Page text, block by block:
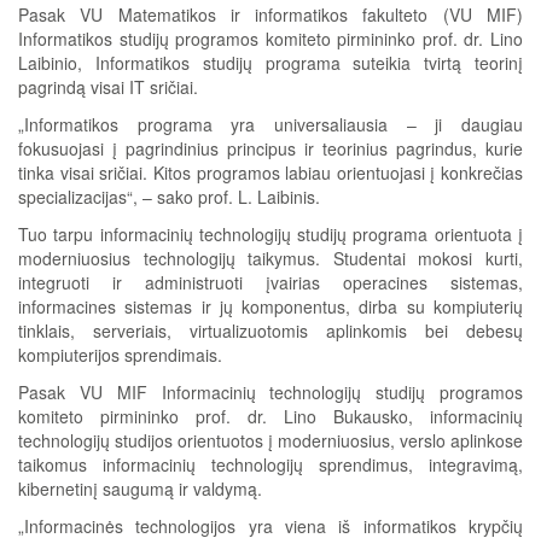
Pasak VU Matematikos ir informatikos fakulteto (VU MIF)
Informatikos studijų programos komiteto pirmininko prof. dr. Lino
Laibinio, Informatikos studijų programa suteikia tvirtą teorinį
pagrindą visai IT sričiai.
„Informatikos programa yra universaliausia – ji daugiau
fokusuojasi į pagrindinius principus ir teorinius pagrindus, kurie
tinka visai sričiai. Kitos programos labiau orientuojasi į konkrečias
specializacijas“, – sako prof. L. Laibinis.
Tuo tarpu informacinių technologijų studijų programa orientuota į
moderniuosius technologijų taikymus. Studentai mokosi kurti,
integruoti ir administruoti įvairias operacines sistemas,
informacines sistemas ir jų komponentus, dirba su kompiuterių
tinklais, serveriais, virtualizuotomis aplinkomis bei debesų
kompiuterijos sprendimais.
Pasak VU MIF Informacinių technologijų studijų programos
komiteto pirmininko prof. dr. Lino Bukausko, informacinių
technologijų studijos orientuotos į moderniuosius, verslo aplinkose
taikomus informacinių technologijų sprendimus, integravimą,
kibernetinį saugumą ir valdymą.
„Informacinės technologijos yra viena iš informatikos krypčių